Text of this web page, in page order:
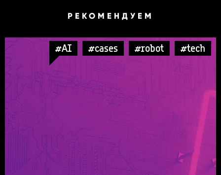
РЕКОМЕНДУЕМ
#AI #cases #robot #tech